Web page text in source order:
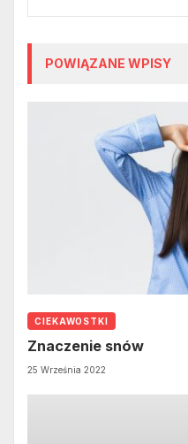
POWIĄZANE WPISY
CIEKAWOSTKI
Znaczenie snów
25 Września 2022